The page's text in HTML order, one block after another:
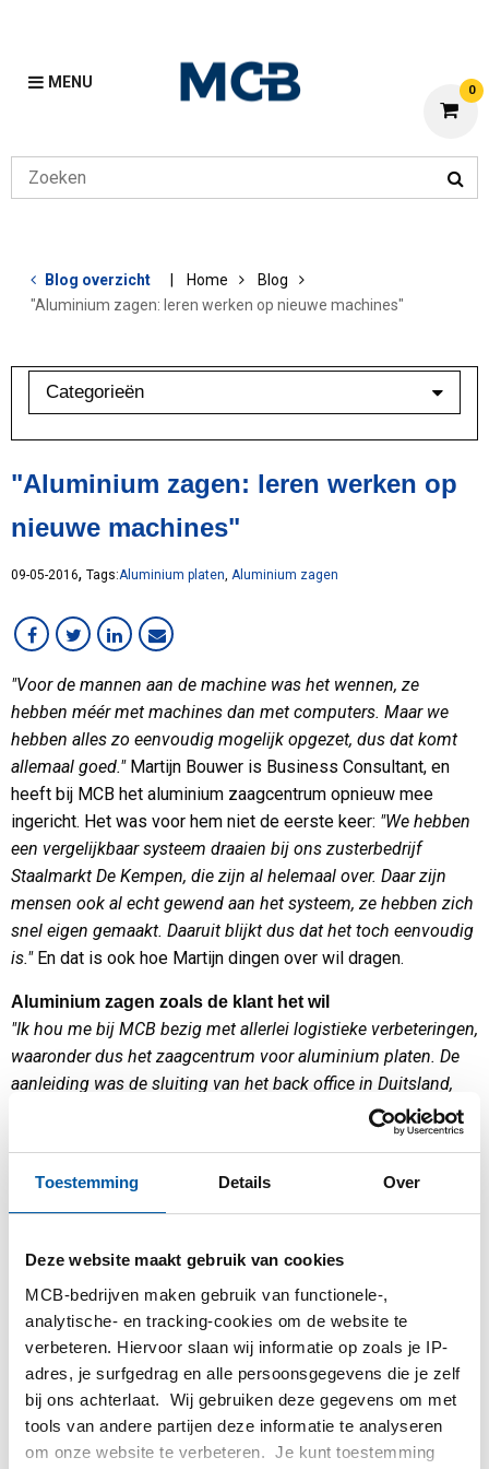
Toestemming Details Over
Deze website maakt gebruik van cookies
MCB-bedrijven maken gebruik van functionele-,
analytische- en tracking-cookies om de website te
verbeteren. Hiervoor slaan wij informatie op zoals je IP-
adres, je surfgedrag en alle persoonsgegevens die je zelf
bij ons achterlaat. Wij gebruiken deze gegevens om met
tools van andere partijen deze informatie te analyseren
om onze website te verbeteren. Je kunt toestemming
MENU 0
Blog overzicht Home
Blog
"Aluminium zagen: leren werken op nieuwe machines"
Categorieën
Klant in beeld
MVO
Overig
Services
Staal
VMI
Werken bij MCB
"Aluminium zagen: leren werken op
nieuwe machines"
09-05-2016, Tags:Aluminium platen, Aluminium zagen
"Voor de mannen aan de machine was het wennen, ze
hebben méér met machines dan met computers. Maar we
hebben alles zo eenvoudig mogelijk opgezet, dus dat komt
allemaal goed."Martijn Bouwer is Business Consultant, en
heeft bij MCB het aluminium zaagcentrum opnieuw mee
ingericht. Het was voor hem niet de eerste keer: "We hebben
een vergelijkbaar systeem draaien bij ons zusterbedrijf
Staalmarkt De Kempen, die zijn al helemaal over. Daar zijn
mensen ook al echt gewend aan het systeem, ze hebben zich
snel eigen gemaakt. Daaruit blijkt dus dat het toch eenvoudig
is."En dat is ook hoe Martijn dingen over wil dragen.
Aluminium zagen zoals de klant het wil
"Ik hou me bij MCB bezig met allerlei logistieke verbeteringen,
waaronder dus het zaagcentrum voor aluminium platen. De
aanleiding was de sluiting van het back office in Duitsland,
daardoor zijn we gaan kijken of de machines hier kunnen
En nu gaat het beter?
verkorten, vergeleken met vroeger. Naast
doorlooptijdverkorting wilden we ook de flexibiliteit
24-uursleveringen zeg maar, dat is de richting die we op
willen. Maar ook de kwaliteit was belangrijk: betere
zaagtoleranties, verpakkingseisen van de klant noem maar
op."Heel wat veranderingen bij elkaar dus.
"Als je het vergelijkt met vroeger is vooral de breedte en
diepte van het assortiment vergroot, en de